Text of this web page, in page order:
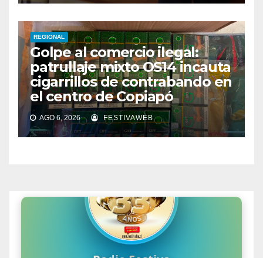
REGIONAL
Golpe al comercio ilegal:
patrullaje mixto OS14 incauta
cigarrillos de contrabando en
el centro de Copiapó
AGO 6, 2026 FESTIVAWEB